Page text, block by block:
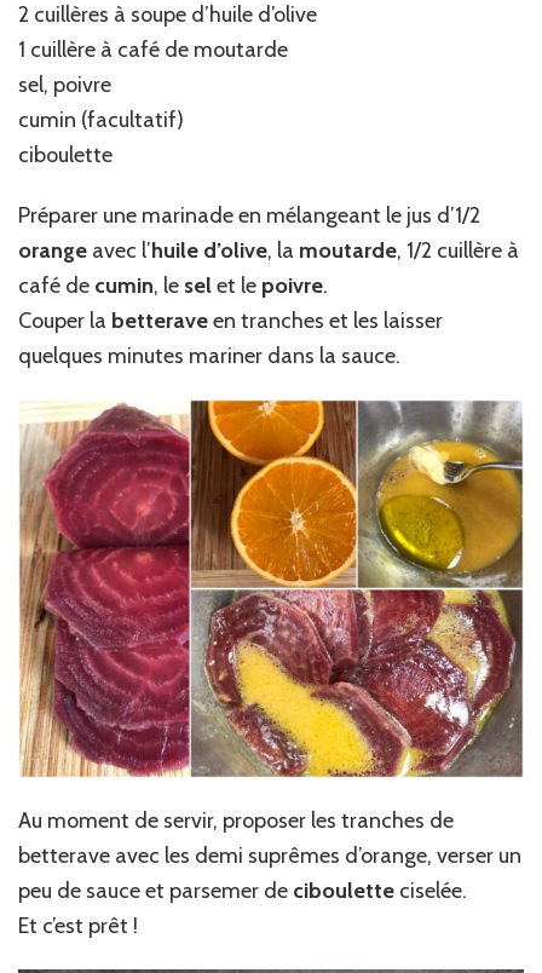
2 cuillères à soupe d’huile d’olive
1 cuillère à café de moutarde
sel, poivre
cumin (facultatif)
ciboulette
Préparer une marinade en mélangeant le jus d’1/2
orange avec l’huile d’olive, la moutarde, 1/2 cuillère à
café de cumin, le selet le poivre.
Couper la betteraveen tranches et les laisser
quelques minutes mariner dans la sauce.
Au moment de servir, proposer les tranches de
betterave avec les demi suprêmes d’orange, verser un
peu de sauce et parsemer de ciboulette ciselée.
Et c’est prêt !